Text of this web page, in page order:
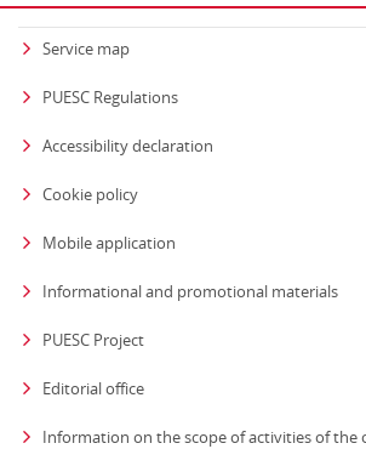
Service map
PUESC Regulations
Accessibility declaration
Cookie policy
Mobile application
Informational and promotional materials
PUESC Project
Editorial office
Information on the scope of activities of the